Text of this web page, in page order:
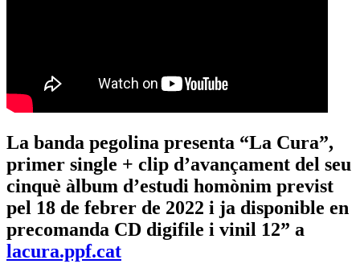
La banda pegolina presenta “La Cura”,
primer single + clip d’avançament del seu
cinquè àlbum d’estudi homònim previst
pel 18 de febrer de 2022 i ja disponible en
precomanda CD digifile i vinil 12” a
lacura.ppf.cat